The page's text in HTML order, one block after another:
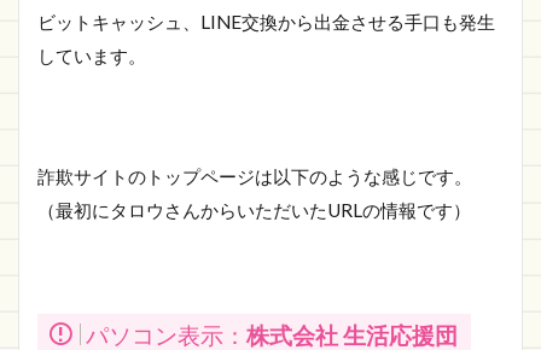
ビットキャッシュ、LINE交換から出金させる手口も発生
しています。
詐欺サイトのトップページは以下のような感じです。
（最初にタロウさんからいただいたURLの情報です）
パソコン表示： 株式会社 生活応援団